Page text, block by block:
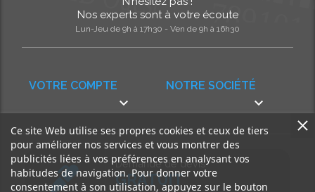
NOTRE SOCIÉTÉ

VOTRE COMPTE

Nos experts sont à votre écoute
Lun-Jeu de 9h à 17h30 - Ven de 9h à 16h30
Demande de devis
GRATUIT
Ce site Web utilise ses propres cookies et ceux de tiers
pour améliorer nos services et vous montrer des
publicités liées à vos préférences en analysant vos
habitudes de navigation. Pour donner votre
consentement à son utilisation, appuyez sur le bouton